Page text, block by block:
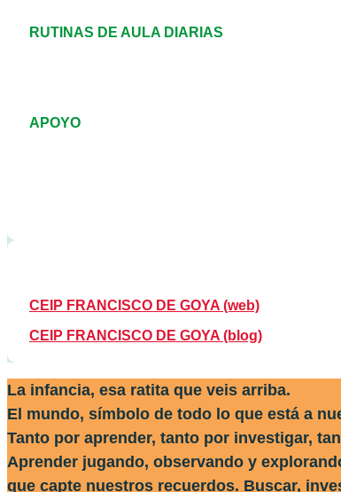
RUTINAS DE AULA DIARIAS
APOYO
CEIP FRANCISCO DE GOYA (web)
CEIP FRANCISCO DE GOYA (blog)
La infancia, esa ratita que veis arriba.
El mundo, símbolo de todo lo que está a
Tanto por aprender, tanto por investigar,
Aprender jugando, observando y
que capte nuestros recuerdos. Buscar,